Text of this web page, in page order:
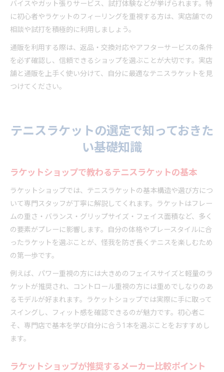
バイスやガット張りサービス、試打体験などが挙げられます。特
に初心者やラケットのフィーリングを重視する方は、実店舗での
相談や試打を積極的に利用しましょう。
通販を利用する際は、返品・交換対応やアフターサービスの条件
を必ず確認し、信頼できるショップを選ぶことが大切です。実店
舗と通販を上手く使い分けて、自分に最適なテニスラケットを見
つけてください。
テニスラケットの選定で知っておきた
い基礎知識
ラケットショップで教わるテニスラケットの基本
ラケットショップでは、テニスラケットの基本構造や選び方につ
いて専門スタッフが丁寧に解説してくれます。ラケットはフレー
ムの重さ・バランス・グリップサイズ・フェイス面積など、多く
の要素がプレーに影響します。自分の体格やプレースタイルに合
ったラケットを選ぶことが、怪我を防ぎ長くテニスを楽しむため
の第一歩です。
例えば、パワー重視の方には大きめのフェイスサイズと軽量のラ
ケットが推奨され、コントロール重視の方には重めでしなりのあ
るモデルが好まれます。ラケットショップでは実際に手に取って
スイングし、フィット感を確認できるのが魅力です。初心者こ
そ、専門店で基本を学び自分に合う1本を選ぶことをおすすめし
ます。
ラケットショップが推奨するメーカー比較ポイント